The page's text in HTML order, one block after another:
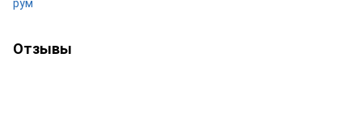
Отзывы